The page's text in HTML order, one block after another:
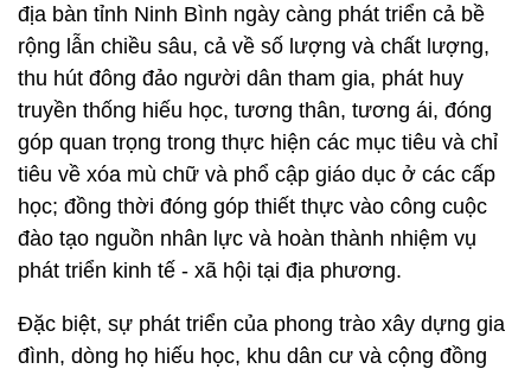
địa bàn tỉnh Ninh Bình ngày càng phát triển cả bề
rộng lẫn chiều sâu, cả về số lượng và chất lượng,
thu hút đông đảo người dân tham gia, phát huy
truyền thống hiếu học, tương thân, tương ái, đóng
góp quan trọng trong thực hiện các mục tiêu và chỉ
tiêu về xóa mù chữ và phổ cập giáo dục ở các cấp
học; đồng thời đóng góp thiết thực vào công cuộc
đào tạo nguồn nhân lực và hoàn thành nhiệm vụ
phát triển kinh tế - xã hội tại địa phương.
Đặc biệt, sự phát triển của phong trào xây dựng gia
đình, dòng họ hiếu học, khu dân cư và cộng đồng